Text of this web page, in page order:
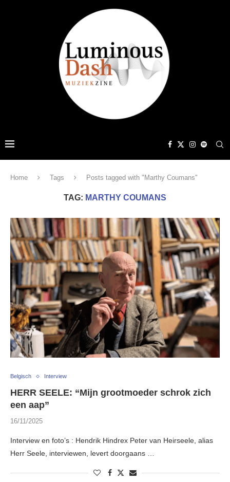
Home Tags Posts tagged with "Marthy Coumans"
TAG: MARTHY COUMANS
Belgisch Interview
HERR SEELE: “Mijn grootmoeder schrok zich
een aap”
16/11/2025
Interview en foto’s : Hendrik Hindrex Peter van Heirseele, alias
Herr Seele, interviewen, levert doorgaans …